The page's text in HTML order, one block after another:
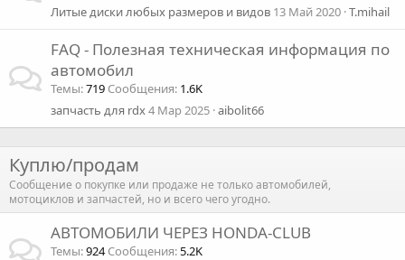
Литые диски любых размеров и видов 13 Май 2020 T.mihail
FAQ - Полезная техническая информация по
автомобил
Темы 719 Сообщения 1.6K
запчасть для rdx4 Мар 2025 aibolit66
Куплю/продам
Сообщение о покупке или продаже не только автомобилей,
мотоциклов и запчастей, но и всего чего угодно.
АВТОМОБИЛИ ЧЕРЕЗ HONDA-CLUB
Темы 924 Сообщения 5.2K